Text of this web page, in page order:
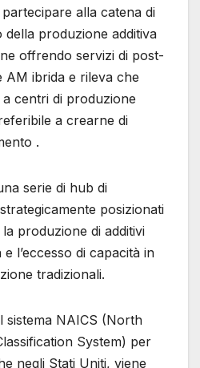
alla catena di
produzione additiva
offrendo servizi di post-
AM ibrida e rileva che
centri di produzione
a crearne di
.
serie di hub di
posizionati
produzione di additivi
l’eccesso di capacità in
tradizionali.
sistema NAICS (North
System) per
negli Stati Uniti, viene